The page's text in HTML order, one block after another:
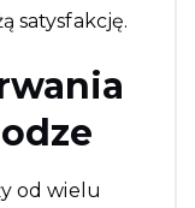
satysfakcję.
od wielu